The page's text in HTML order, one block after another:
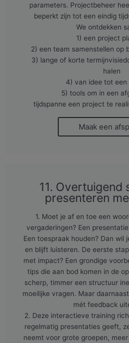
parameters. Projectbeheer
beperkt zijn tot een eindig
We ontdekken
1) een project
2) een team samenstellen op
3) lange of korte
halen
4) van idee tot een
5) tools om in een
tijdspanne een project te
Maak een
11. Overtuigend
presenteren
1. Moet je af en toe een
vergaderingen? Een
Een toespraak houden? Dan wil
en blijft luisteren. De eerste
met impact? Een grondige
tips die aan bod komen in de
scherp, timmer een structuur
moeilijke vragen. Maar
mét feedback
2. Deze interactieve training
regelmatig presentaties geeft,
neemt voor grote groepen,